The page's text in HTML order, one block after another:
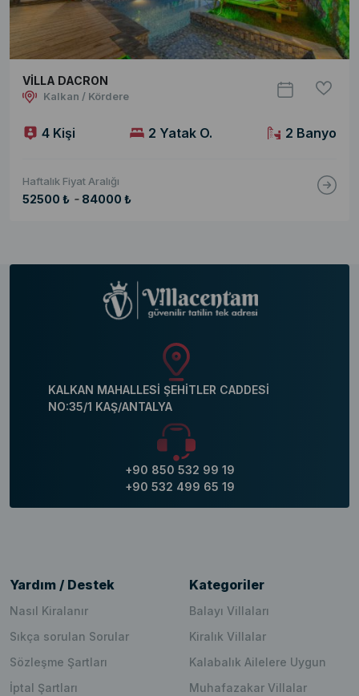
VİLLA DACRON
Kalkan / Kördere
4 Kişi 2 Yatak O. 2 Banyo
Haftalık Fiyat Aralığı
52500 ₺ - 84000 ₺
KALKAN MAHALLESİ ŞEHİTLER CADDESİ
NO:35/1 KAŞ/ANTALYA
+90 850 532 99 19
+90 532 499 65 19
Yardım / Destek
Nasıl Kiralanır
Sıkça sorulan Sorular
Sözleşme Şartları
İptal Şartları
Kategoriler
Balayı Villaları
Kiralık Villalar
Kalabalık Ailelere Uygun
Muhafazakar Villalar